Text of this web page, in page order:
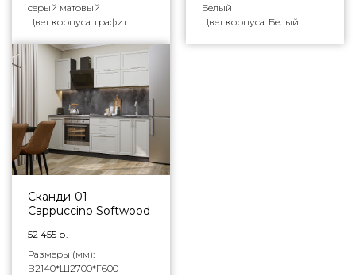
серый матовый
Цвет корпуса: графит
Белый
Цвет корпуса: Белый
Сканди-01
Cappuccino Softwood
52 455 р.
Размеры (мм):
В2140*Ш2700*Г600